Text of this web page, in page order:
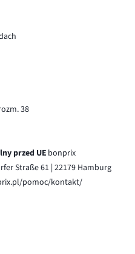
38
przed UEbonprix
Straße 61 | 22179 Hamburg
pomoc/kontakt/